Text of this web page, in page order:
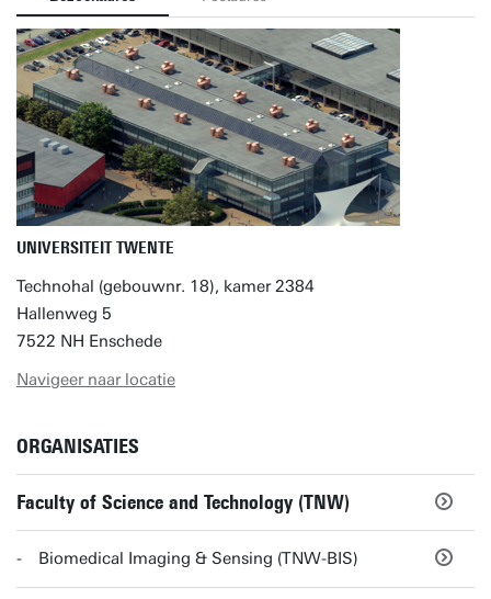
UNIVERSITEIT TWENTE
Technohal (gebouwnr. 18), kamer 2384
Hallenweg 5
7522 NH Enschede
Navigeer naar locatie
ORGANISATIES
Faculty of Science and Technology (TNW)
Biomedical Imaging & Sensing (TNW-BIS)